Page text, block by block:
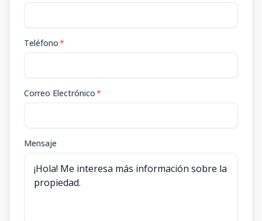
Teléfono*
Correo Electrónico*
Mensaje